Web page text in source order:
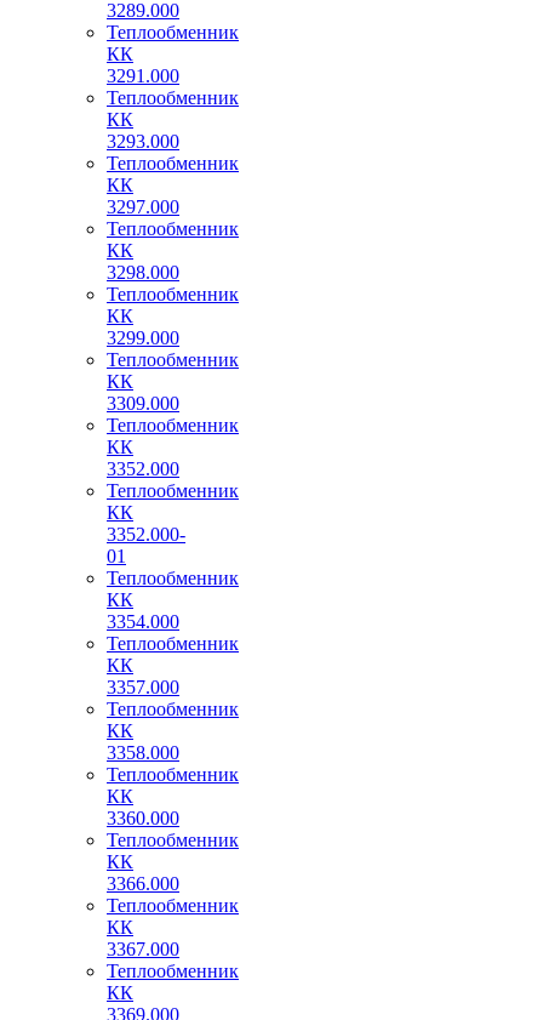
3289.000
Теплообменник
КК
3291.000
Теплообменник
КК
3293.000
Теплообменник
КК
3297.000
Теплообменник
КК
3298.000
Теплообменник
КК
3299.000
Теплообменник
КК
3309.000
Теплообменник
КК
3352.000
Теплообменник
КК
3352.000-
01
Теплообменник
КК
3354.000
Теплообменник
КК
3357.000
Теплообменник
КК
3358.000
Теплообменник
КК
3360.000
Теплообменник
КК
3366.000
Теплообменник
КК
3367.000
Теплообменник
КК
3369.000